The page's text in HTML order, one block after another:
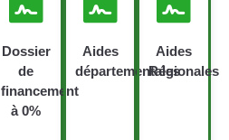
Dossier
de
financement
à 0%
Aides
départementales
Aides
Régionales